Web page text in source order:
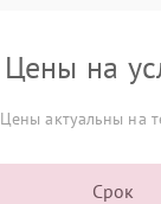
Цены на
Цены актуальны на
Срок